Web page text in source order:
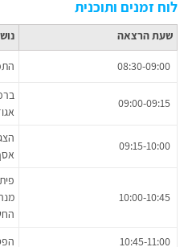
לוח זמנים ותוכנית
שעת הרצאה
08:30-09:00
09:00-09:15
09:15-10:00
10:00-10:45
10:45-11:00